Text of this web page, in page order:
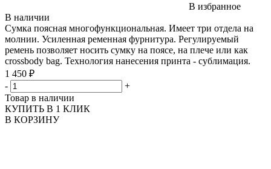
В избранное
В наличии
Сумка поясная многофункциональная. Имеет три отдела на
молнии. Усиленная ременная фурнитура. Регулируемый
ремень позволяет носить сумку на поясе, на плече или как
crossbody bag. Технология нанесения принта - сублимация.
1 450 ₽
-
+
Товар в наличии
КУПИТЬ В 1 КЛИК
В КОРЗИНУ